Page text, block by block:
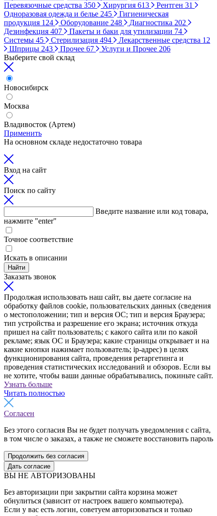
Перевязочные средства 350 Хирургия 613 Рентген 31
Одноразовая одежда и белье 245
Гигиеническая
продукция 124 Оборудование 248 Диагностика 202
Дезинфекция 407 Пакеты и баки для утилизации 74
Системы 45 Стерилизация 494 Лекарственные средства 12
Шприцы 243 Прочее 67 Услуги и Прочее 206
Выберите свой склад
Новосибирск
Москва
Владивосток (Артем)
Применить
На основном складе недостаточно товара
Вход на сайт
Поиск по сайту
Введите название или код товара,
нажмите "enter"
Точное соответствие
Искать в описании
Найти
Заказать звонок
Продолжая использовать наш сайт, вы даете согласие на
обработку файлов cookie, пользовательских данных (сведения
о местоположении; тип и версия ОС; тип и версия Браузера;
тип устройства и разрешение его экрана; источник откуда
пришел на сайт пользователь; с какого сайта или по какой
рекламе; язык ОС и Браузера; какие страницы открывает и на
какие кнопки нажимает пользователь; ip-адрес) в целях
функционирования сайта, проведения ретаргетинга и
проведения статистических исследований и обзоров. Если вы
не хотите, чтобы ваши данные обрабатывались, покиньте сайт.
Узнать больше
Читать полностью
Согласен
Без этого согласия Вы не будет получать уведомления с сайта,
в том числе о заказах, а также не сможете восстановить пароль
Продолжить без согласия
Дать согласие
ВЫ НЕ АВТОРИЗОВАНЫ
Без авторизации при закрытии сайта корзина может
обнулиться (зависит от настроек вашего компьютера).
Если у вас есть логин, советуем авторизоваться и только